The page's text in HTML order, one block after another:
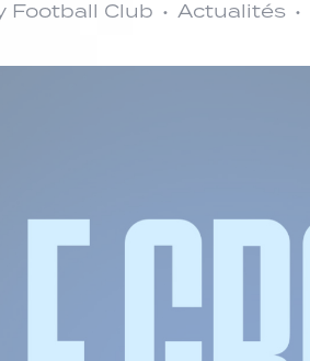
Football Club Actualités